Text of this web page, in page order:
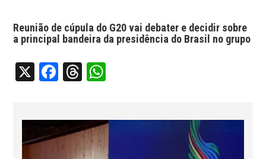
Reunião de cúpula do G20 vai debater e decidir sobre
a principal bandeira da presidência do Brasil no grupo
X Facebook
Threads